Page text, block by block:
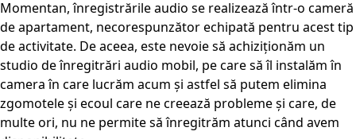
Momentan, înregistrările audio se realizează într-o cameră
de apartament, necorespunzător echipată pentru acest tip
de activitate. De aceea, este nevoie să achiziționăm un
studio de înregitrări audio mobil, pe care să îl instalăm în
camera în care lucrăm acum și astfel să putem elimina
zgomotele și ecoul care ne creează probleme și care, de
multe ori, nu ne permite să înregitrăm atunci când avem